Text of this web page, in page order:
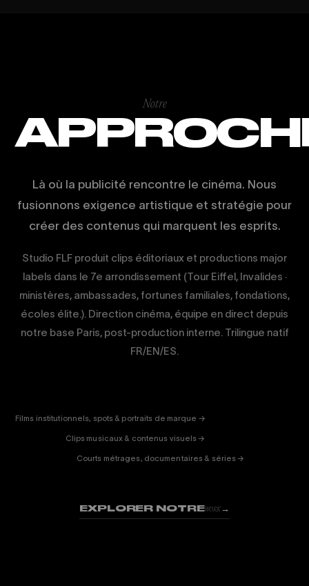
Notre
Là où la publicité rencontre le cinéma. Nous
fusionnons exigence artistique et stratégie pour
créer des contenus qui marquent les esprits.
Studio FLF produit clips éditoriaux et productions major
labels dans le 7e arrondissement (Tour Eiffel, Invalides ·
ministères, ambassades, fortunes familiales, fondations,
écoles élite.). Direction cinéma, équipe en direct depuis
notre base Paris, post-production interne. Trilingue natif
FR/EN/ES.
Films institutionnels, spots & portraits de marque →
Clips musicaux & contenus visuels →
FICTION
& DOC
Courts métrages, documentaires & séries →
EXPLORER NOTREWORK→